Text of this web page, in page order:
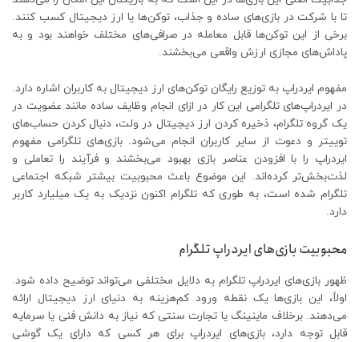
تا با شرکت در بازی‌های ساده و جذاب، توکن‌ها یا ارز دیجیتال کسب کنند.
برخی از این توکن‌ها قابل معامله در صرافی‌های مختلف خواهند بود و به
پاداش‌های مجازی ارزش واقعی می‌بخشند.
مفهوم ایردراپ به توزیع رایگان توکن‌های ارز دیجیتال به کاربران اشاره دارد.
در ایردراپ‌های تلگرامی این کار در ازای انجام وظایف ساده مانند عضویت در
یک گروه تلگرام، ذخیره کردن ارز دیجیتال در ولت، دنبال کردن حساب‌های
توییتر و دعوت از سایر کاربران انجام می‌شود. بازی‌های تلگرامی مفهوم
ایردراپ را با افزودن عناصر بازی بهبود می‌بخشند و فرآیند را تعاملی و
لذت‌بخش‌تر کرده‌اند. این موضوع باعث محبوبیت بیشتر شبکه اجتماعی
تلگرام شده است، به طوری که تلگرام اکنون نزدیک به یک میلیارد کاربر
دارد.
محبوبیت بازی‌های ایردراپ تلگرام
ظهور بازی‌های ایردراپ تلگرام به دلایل مختلفی می‌تواند توضیح داده شود.
اولاً، این بازی‌ها یک نقطه ورود کم‌هزینه به دنیای ارز دیجیتال ارائه
می‌دهند. برخلاف ماینینگ یا تجارت سنتی که نیاز به دانش فنی یا سرمایه
قابل توجه دارد، بازی‌های ایردراپ برای هر کسی که دارای یک گوشی